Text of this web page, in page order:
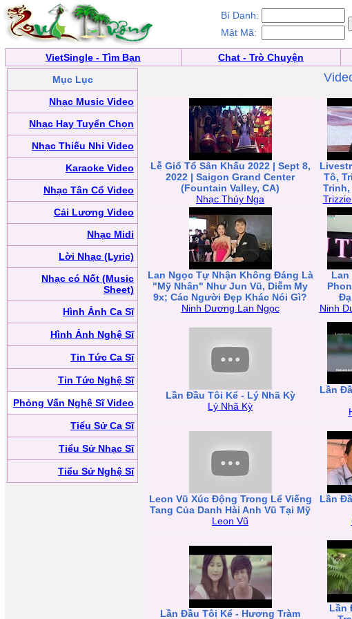
Bí Danh:
Mật Mã:
VietSingle - Tìm Bạn Chat - Trò Chuyện
Mục Lục
Nhạc Music Video
Nhạc Hay Tuyển Chọn
Nhạc Thiếu Nhi Video
Karaoke Video
Nhạc Tân Cổ Video
Cải Lương Video
Nhạc Midi
Lời Nhạc (Lyric)
Nhạc có Nốt (Music
Sheet)
Hình Ảnh Ca Sĩ
Hình Ảnh Nghệ Sĩ
Tin Tức Ca Sĩ
Tin Tức Nghệ Sĩ
Phỏng Vấn Nghệ Sĩ Video
Tiểu Sử Ca Sĩ
Tiểu Sử Nhạc Sĩ
Tiểu Sử Nghệ Sĩ
Lễ Giổ Tổ Sân Khấu 2022 | Sept 8,
2022 | Saigon Grand Center
(Fountain Valley, CA)
Nhạc Thúy Nga
Tô,
Trinh,
Lan Ngọc Tự Nhận Không Đáng Là
"Mỹ Nhân" Như Jun Vũ, Diễm My
9x; Các Người Đẹp Khác Nói Gì?
Ninh Dương Lan Ngọc
Ninh
Lần Đầu Tôi Kể - Lý Nhã Kỳ
Lý Nhã Kỳ
Lần
Leon Vũ Xúc Động Trong Lể Viếng
Tang Của Danh Hài Anh Vũ Tại Mỹ
Leon Vũ
Lần
Lần Đầu Tôi Kể - Hương Tràm
Lần